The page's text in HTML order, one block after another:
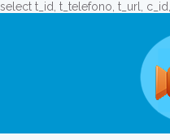
select t_id, t_telefono, t_url,